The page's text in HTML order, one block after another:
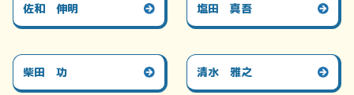
佐和 伸明 塩田 真吾
柴田 功 清水 雅之